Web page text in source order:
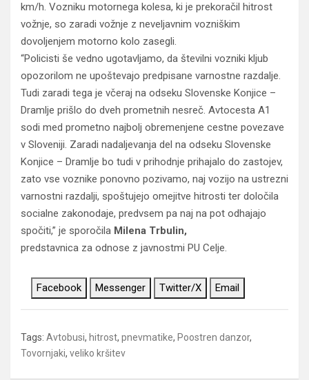
km/h. Vozniku motornega kolesa, ki je prekoračil hitrost
vožnje, so zaradi vožnje z neveljavnim vozniškim
dovoljenjem motorno kolo zasegli.
“Policisti še vedno ugotavljamo, da številni vozniki kljub
opozorilom ne upoštevajo predpisane varnostne razdalje.
Tudi zaradi tega je včeraj na odseku Slovenske Konjice –
Dramlje prišlo do dveh prometnih nesreč. Avtocesta A1
sodi med prometno najbolj obremenjene cestne povezave
v Sloveniji. Zaradi nadaljevanja del na odseku Slovenske
Konjice – Dramlje bo tudi v prihodnje prihajalo do zastojev,
zato vse voznike ponovno pozivamo, naj vozijo na ustrezni
varnostni razdalji, spoštujejo omejitve hitrosti ter določila
socialne zakonodaje, predvsem pa naj na pot odhajajo
spočiti,” je sporočila Milena Trbulin,
predstavnica za odnose z javnostmi PU Celje.
Facebook Messenger Twitter/X Email
Tags: Avtobusi, hitrost, pnevmatike, Poostren danzor,
Tovornjaki, veliko kršitev